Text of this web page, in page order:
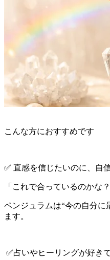
こんな方におすすめです
✅ 直感を信じたいのに、自
「これで合っているのかな
ペンジュラムは“今の自分に
ます。
✅占いやヒーリングが好き